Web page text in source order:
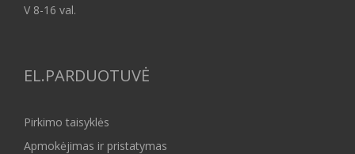
V 8-16 val.
EL.PARDUOTUVĖ
Pirkimo taisyklės
Apmokėjimas ir pristatymas